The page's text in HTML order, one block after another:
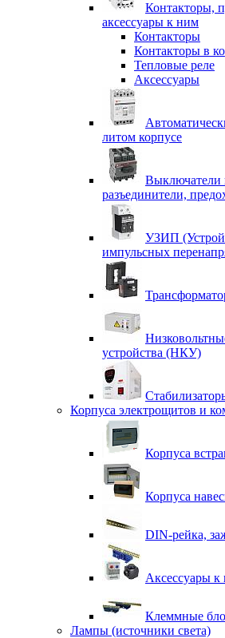
Контакторы,
аксессуары к ним
Контакторы
Контакторы в
Тепловые реле
Аксессуары
литом корпусе
Выключатели
разъединители,
УЗИП
импульсных
устройства (НКУ)
Корпуса электрощитов и
Корпуса
Корпуса
DIN-рейка,
Аксессуары к
Клеммные
Лампы (источники света)